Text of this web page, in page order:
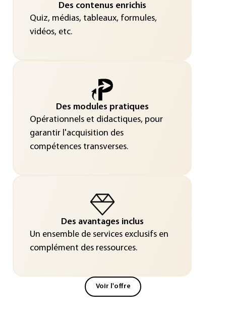
Des contenus enrichis
Quiz, médias, tableaux, formules,
vidéos, etc.
Des modules pratiques
Opérationnels et didactiques, pour
garantir l'acquisition des
compétences transverses.
Des avantages inclus
Un ensemble de services exclusifs en
complément des ressources.
Voir l'offre